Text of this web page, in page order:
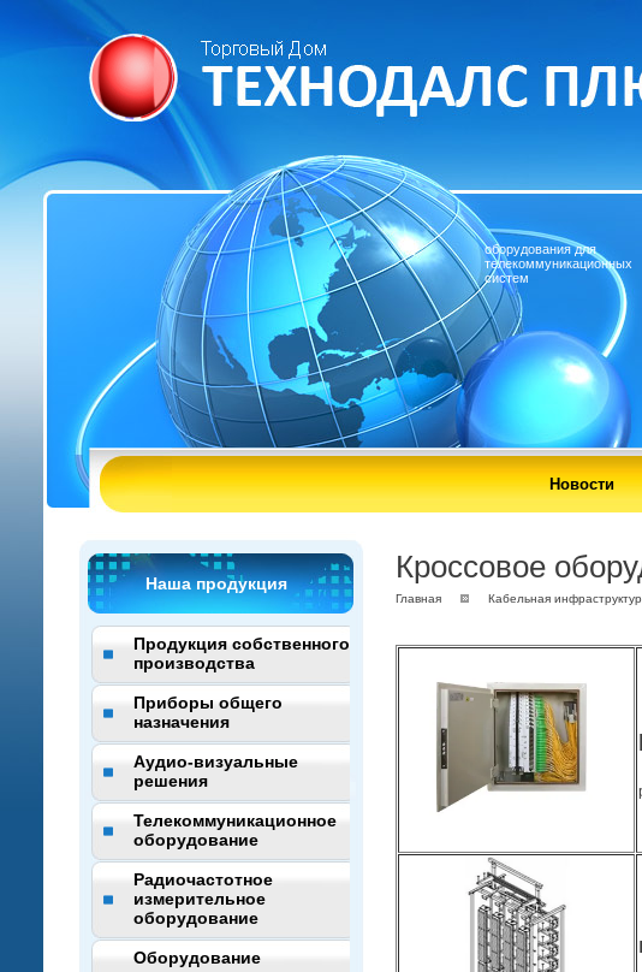
оборудования для
телекоммуникационных
систем
Новости
Наша продукция
Продукция собственного
производства
Приборы общего
назначения
Аудио-визуальные
решения
Телекоммуникационное
оборудование
Радиочастотное
измерительное
оборудование
Оборудование
Кроссовое
Главная Кабельная